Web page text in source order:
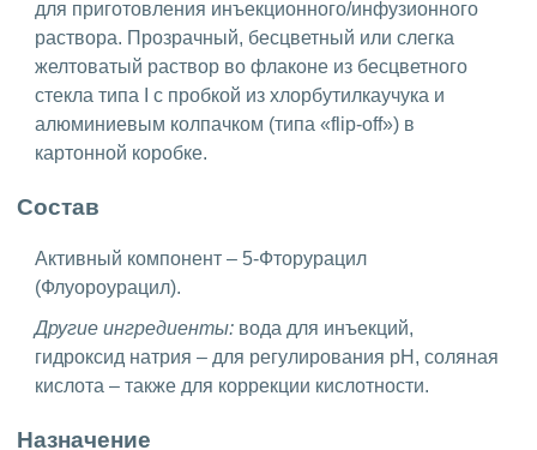
для приготовления инъекционного/инфузионного
раствора. Прозрачный, бесцветный или слегка
желтоватый раствор во флаконе из бесцветного
стекла типа I с пробкой из хлорбутилкаучука и
алюминиевым колпачком (типа «flip-off») в
картонной коробке.
Состав
Активный компонент – 5-Фторурацил
(Флуороурацил).
Другие ингредиенты: вода для инъекций,
гидроксид натрия – для регулирования pH, соляная
кислота – также для коррекции кислотности.
Назначение